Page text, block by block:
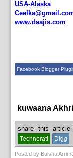
USA-Alaska
www.daajis.com
Facebook Blogger
kuwaana
share this
Technorati
Digg
Posted by Bulsha